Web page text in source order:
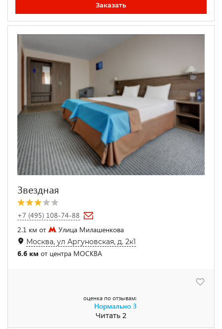
Заказать
Звездная
+7 (495) 108-74-88
2.1 км от
Улица Милашенкова
Москва, ул Аргуновская, д. 2к1
6.6 км от центра МОСКВА
оценка по отзывам:
Нормально 3
Читать 2